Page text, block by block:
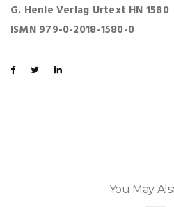
G. Henle Verlag Urtext HN 1580
ISMN 979-0-2018-1580-0
You May